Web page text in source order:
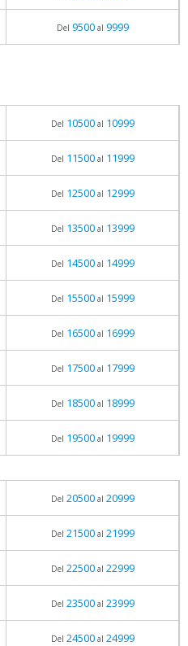
Del 9500al 9999
Del 10500al 10999
Del 11500al 11999
Del 12500al 12999
Del 13500al 13999
Del 14500al 14999
Del 15500al 15999
Del 16500al 16999
Del 17500al 17999
Del 18500al 18999
Del 19500al 19999
Del 20500al 20999
Del 21500al 21999
Del 22500al 22999
Del 23500al 23999
Del 24500al 24999